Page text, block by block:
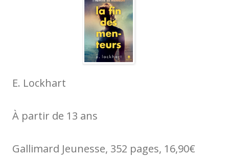
E. Lockhart
À partir de 13 ans
Gallimard Jeunesse, 352 pages, 16,90€